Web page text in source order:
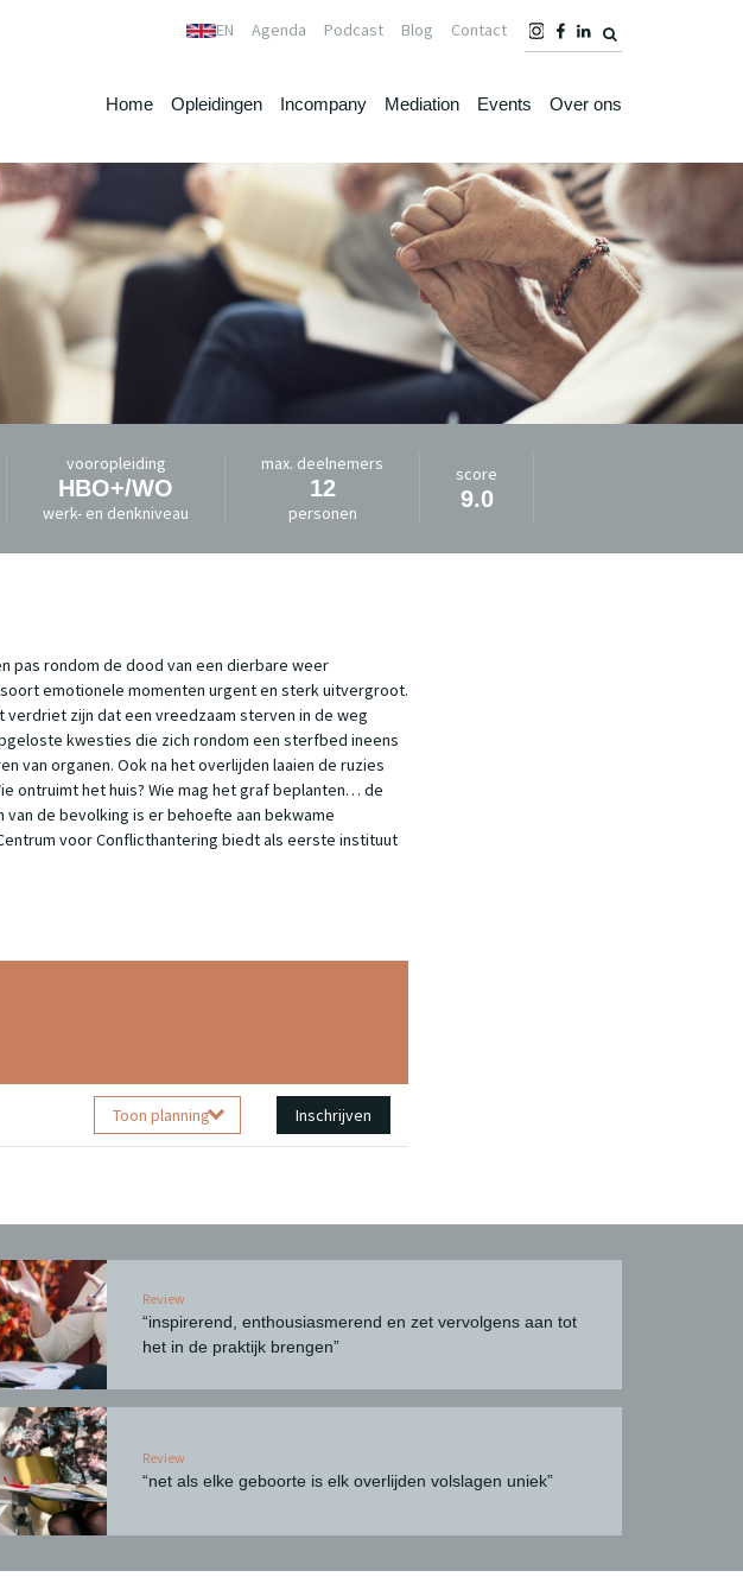
Home Opleidingen Incompany Mediation Events Over ons
EN Agenda Podcast Blog Contact
vooropleiding
HBO+/WO
werk- en denkniveau
max. deelnemers
12
personen
score
9.0
pas rondom de dood van een dierbare weer
emotionele momenten urgent en sterk uitvergroot.
zijn dat een vreedzaam sterven in de weg
kwesties die zich rondom een sterfbed ineens
van organen. Ook na het overlijden laaien de ruzies
ontruimt het huis? Wie mag het graf beplanten… de
de bevolking is er behoefte aan bekwame
voor Conflicthantering biedt als eerste instituut
Toon planning Inschrijven
Review
“inspirerend, enthousiasmerend en zet vervolgens aan tot
het in de praktijk brengen”
Review
“net als elke geboorte is elk overlijden volslagen uniek”